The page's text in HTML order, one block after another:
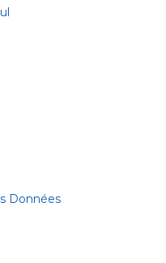
Données